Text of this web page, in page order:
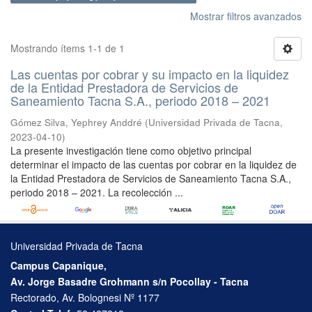
Mostrar filtros avanzados
Mostrando ítems 1-1 de 1
Las cuentas por cobrar y su impacto en la liquidez
de la Entidad Prestadora de Servicios de
Saneamiento Tacna S.A., periodo 2018 – 2021
Gómez Silva, Yephrey Anddré (Universidad Privada de Tacna,
2023-04-10)
La presente investigación tiene como objetivo principal
determinar el impacto de las cuentas por cobrar en la liquidez de
la Entidad Prestadora de Servicios de Saneamiento Tacna S.A.,
periodo 2018 – 2021. La recolección ...
Universidad Privada de Tacna
Campus Capanique,
Av. Jorge Basadre Grohmann s/n Pocollay - Tacna
Rectorado, Av. Bolognesi Nº 1177